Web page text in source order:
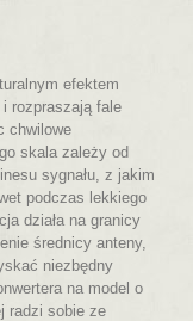
efektem
rozpraszają fale
chwilowe
skala zależy od
sygnału, z jakim
podczas lekkiego
działa na granicy
średnicy anteny,
niezbędny
na model o
radzi sobie ze